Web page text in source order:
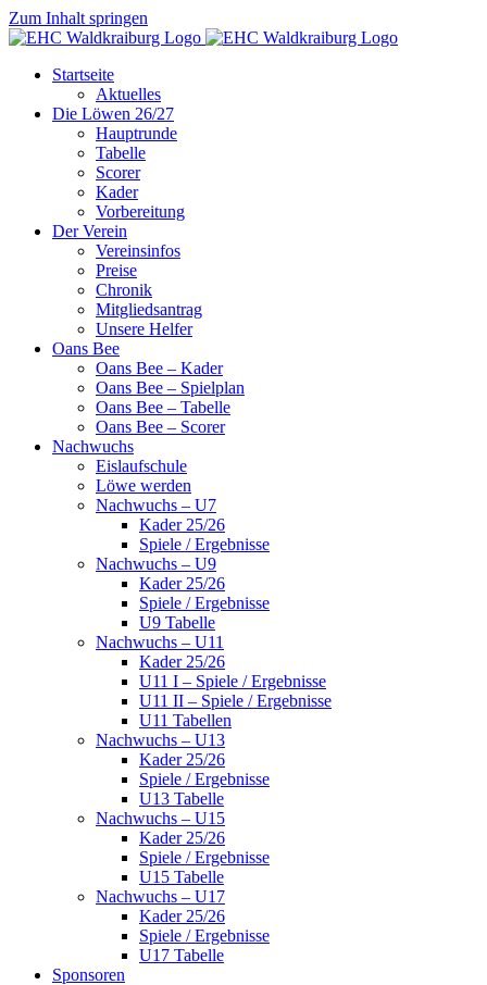
Zum Inhalt springen
Startseite
Aktuelles
Die Löwen 26/27
Hauptrunde
Tabelle
Scorer
Kader
Vorbereitung
Der Verein
Vereinsinfos
Preise
Chronik
Mitgliedsantrag
Unsere Helfer
Oans Bee
Oans Bee – Kader
Oans Bee – Spielplan
Oans Bee – Tabelle
Oans Bee – Scorer
Nachwuchs
Eislaufschule
Löwe werden
Nachwuchs – U7
Kader 25/26
Spiele / Ergebnisse
Nachwuchs – U9
Kader 25/26
Spiele / Ergebnisse
U9 Tabelle
Nachwuchs – U11
Kader 25/26
U11 I – Spiele / Ergebnisse
U11 II – Spiele / Ergebnisse
U11 Tabellen
Nachwuchs – U13
Kader 25/26
Spiele / Ergebnisse
U13 Tabelle
Nachwuchs – U15
Kader 25/26
Spiele / Ergebnisse
U15 Tabelle
Nachwuchs – U17
Kader 25/26
Spiele / Ergebnisse
U17 Tabelle
Sponsoren